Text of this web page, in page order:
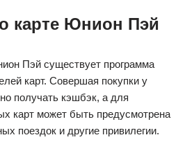
карте Юнион Пэй
Пэй существует программа
карт. Совершая покупки у
получать кэшбэк, а для
карт может быть предусмотрена
поездок и другие привилегии.